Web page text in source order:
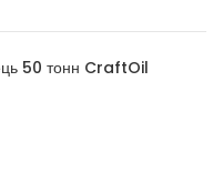
50 тонн CraftOil